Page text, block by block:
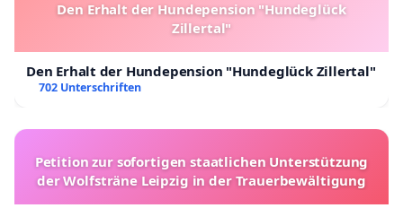
Den Erhalt der Hundepension "Hundeglück
Zillertal"
Den Erhalt der Hundepension "Hundeglück Zillertal"
702 Unterschriften
Petition zur sofortigen staatlichen Unterstützung
der Wolfsträne Leipzig in der Trauerbewältigung